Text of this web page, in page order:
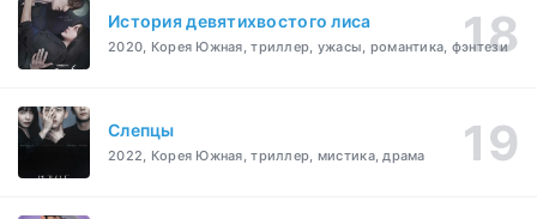
История девятихвостого лиса
2020, Корея Южная, триллер, ужасы, романтика, фэнтези
Слепцы
2022, Корея Южная, триллер, мистика, драма